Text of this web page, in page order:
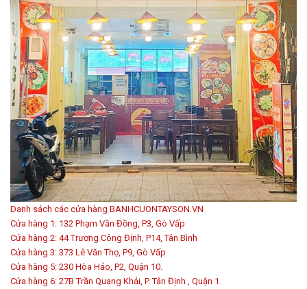
Danh sách các cửa hàng BANHCUONTAYSON.VN
Cửa hàng 1: 132 Phạm Văn Đồng, P3, Gò Vấp
Cửa hàng 2: 44 Trương Công Định, P14, Tân Bình
Cửa hàng 3: 373 Lê Văn Thọ, P9, Gò Vấp
Cửa hàng 5: 230 Hòa Hảo, P2, Quận 10.
Cửa hàng 6: 27B Trần Quang Khải, P. Tân Định , Quận 1.